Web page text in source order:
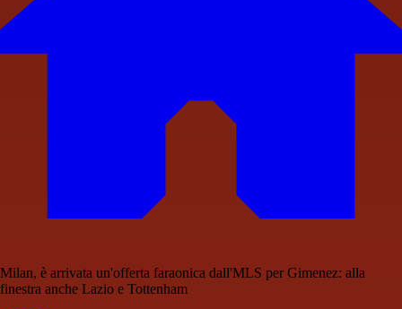
Milan, è arrivata un'offerta faraonica dall'MLS per Gimenez: alla
finestra anche Lazio e Tottenham